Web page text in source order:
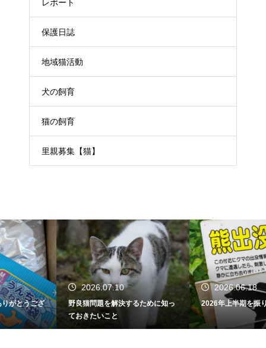
レポート
保護日誌
地域猫活動
犬の飼育
猫の飼育
里親募集【猫】
2026.07.10
野良猫問題を解決するために知っ
ておきたいこと
2026.06.18
2026年上半期を振り返って